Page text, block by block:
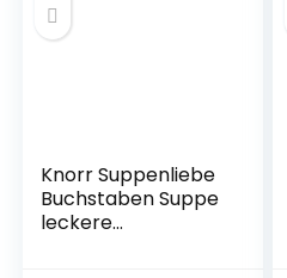
Knorr Suppenliebe
Buchstaben Suppe
leckere